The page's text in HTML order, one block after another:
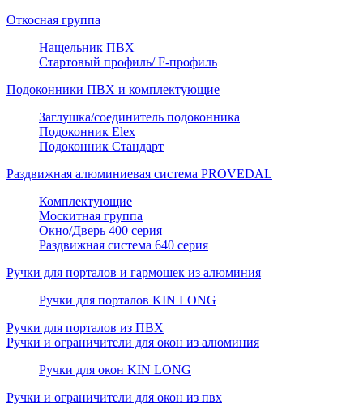
Откосная группа
Нащельник ПВХ
Стартовый профиль/ F-профиль
Подоконники ПВХ и комплектующие
Заглушка/соединитель подоконника
Подоконник Elex
Подоконник Стандарт
Раздвижная алюминиевая система PROVEDAL
Комплектующие
Москитная группа
Окно/Дверь 400 серия
Раздвижная система 640 серия
Ручки для порталов и гармошек из алюминия
Ручки для порталов KIN LONG
Ручки для порталов из ПВХ
Ручки и ограничители для окон из алюминия
Ручки для окон KIN LONG
Ручки и ограничители для окон из пвх